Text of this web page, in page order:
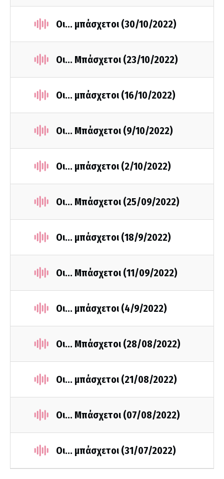
Οι... μπάσχετοι (30/10/2022)
Οι... Μπάσχετοι (23/10/2022)
Οι... μπάσχετοι (16/10/2022)
Οι... Μπάσχετοι (9/10/2022)
Οι... μπάσχετοι (2/10/2022)
Οι... Μπάσχετοι (25/09/2022)
Οι... μπάσχετοι (18/9/2022)
Οι... Μπάσχετοι (11/09/2022)
Οι... μπάσχετοι (4/9/2022)
Οι... Μπάσχετοι (28/08/2022)
Οι... μπάσχετοι (21/08/2022)
Οι... Μπάσχετοι (07/08/2022)
Οι... μπάσχετοι (31/07/2022)